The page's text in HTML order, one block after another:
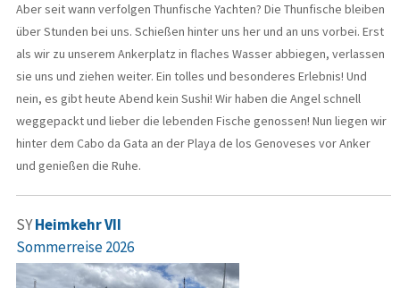
Aber seit wann verfolgen Thunfische Yachten? Die Thunfische bleiben
über Stunden bei uns. Schießen hinter uns her und an uns vorbei. Erst
als wir zu unserem Ankerplatz in flaches Wasser abbiegen, verlassen
sie uns und ziehen weiter. Ein tolles und besonderes Erlebnis! Und
nein, es gibt heute Abend kein Sushi! Wir haben die Angel schnell
weggepackt und lieber die lebenden Fische genossen! Nun liegen wir
hinter dem Cabo da Gata an der Playa de los Genoveses vor Anker
und genießen die Ruhe.
SYHeimkehr VII
Sommerreise 2026